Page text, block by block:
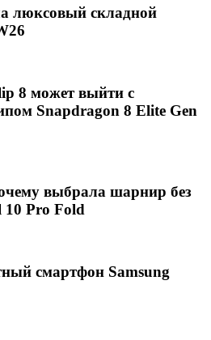
люксовый складной
8 может выйти с
Snapdragon 8 Elite Gen
выбрала шарнир без
10 Pro Fold
смартфон Samsung